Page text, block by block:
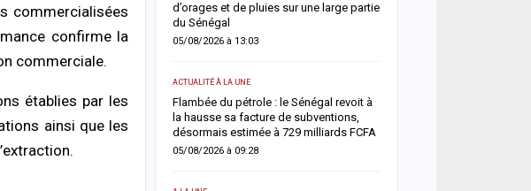
commercialisées
confirme la
commerciale.
établies par les
ainsi que les
le CNTS lance un SOS aux
07:15
Mame Amy Mbacké :
khalife général des
par un nouveau deuil
07:07
d’orages et de pluies sur une large partie
du Sénégal
05/08/2026 à 13:03
ACTUALITÉ À LA UNE
Flambée du pétrole : le Sénégal revoit à
la hausse sa facture de subventions,
désormais estimée à 729 milliards FCFA
05/08/2026 à 09:28